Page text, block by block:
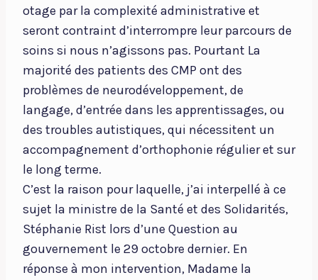
otage par la complexité administrative et
seront contraint d’interrompre leur parcours de
soins si nous n’agissons pas. Pourtant La
majorité des patients des CMP ont des
problèmes de neurodéveloppement, de
langage, d’entrée dans les apprentissages, ou
des troubles autistiques, qui nécessitent un
accompagnement d’orthophonie régulier et sur
le long terme.
C’est la raison pour laquelle, j’ai interpellé à ce
sujet la ministre de la Santé et des Solidarités,
Stéphanie Rist lors d’une Question au
gouvernement le 29 octobre dernier. En
réponse à mon intervention, Madame la